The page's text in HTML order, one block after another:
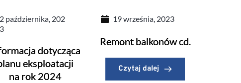
2 października, 202
3
dotycząca
eksploatacji
na rok 2024
19 września, 2023
Remont balkonów cd.
Czytaj dalej